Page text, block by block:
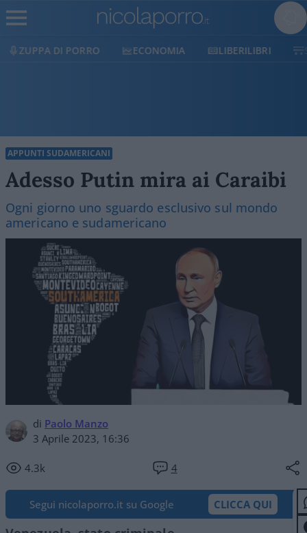
ECONOMIA LIBERILIBRI SHOP SOSTIENICI
APPUNTI SUDAMERICANI
Adesso Putin mira ai Caraibi
Ogni giorno uno sguardo esclusivo sul mondo
americano e sudamericano
di Paolo Manzo
3 Aprile 2023, 16:36
4.3k 4
Segui nicolaporro.it su Google CLICCA QUI